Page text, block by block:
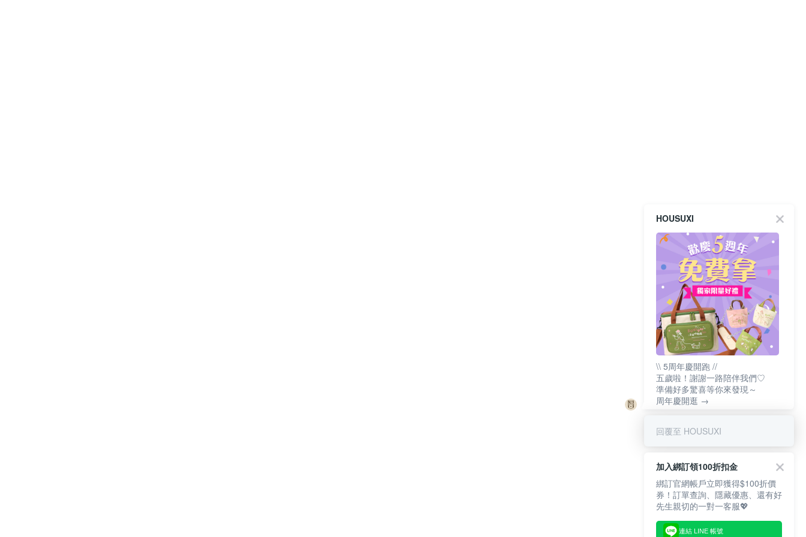
HOUSUXI
\\ 5周年慶開跑 //
五歲啦！謝謝一路陪伴我們♡
準備好多驚喜等你來發現～
周年慶開逛 →
回覆至 HOUSUXI
加入綁訂領100折扣金
綁訂官網帳戶立即獲得$100折價
券！訂單查詢、隱藏優惠、還有好
先生親切的一對一客服💖
連結 LINE 帳號